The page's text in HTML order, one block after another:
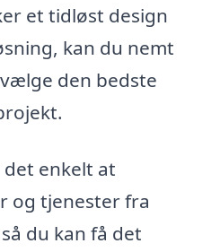
et tidløst design
kan du nemt
den bedste
enkelt at
og tjenester fra
du kan få det